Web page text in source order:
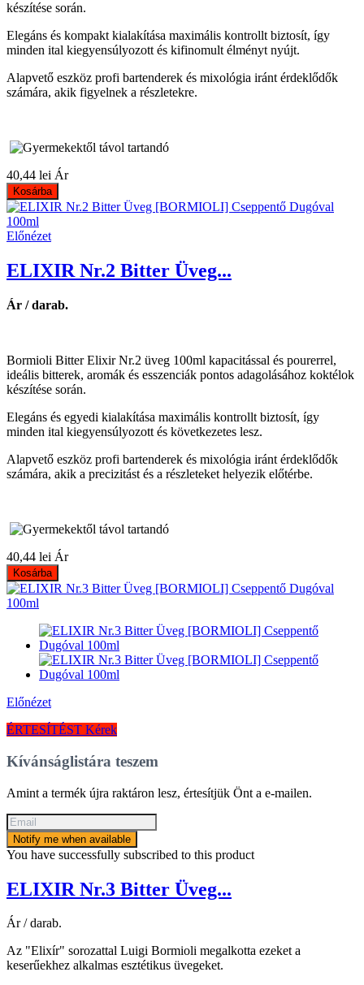
készítése során.
Elegáns és kompakt kialakítása maximális kontrollt biztosít, így
minden ital kiegyensúlyozott és kifinomult élményt nyújt.
Alapvető eszköz profi bartenderek és mixológia iránt érdeklődők
számára, akik figyelnek a részletekre.
40,44 lei Ár
Kosárba
Előnézet
ELIXIR Nr.2 Bitter Üveg...
Ár / darab.
Bormioli Bitter Elixir Nr.2 üveg 100ml kapacitással és pourerrel,
ideális bitterek, aromák és esszenciák pontos adagolásához koktélok
készítése során.
Elegáns és egyedi kialakítása maximális kontrollt biztosít, így
minden ital kiegyensúlyozott és következetes lesz.
Alapvető eszköz profi bartenderek és mixológia iránt érdeklődők
számára, akik a precizitást és a részleteket helyezik előtérbe.
40,44 lei Ár
Kosárba
Előnézet
ÉRTESÍTÉST Kérek
Kívánságlistára teszem
Amint a termék újra raktáron lesz, értesítjük Önt a e-mailen.
Notify me when available
You have successfully subscribed to this product
ELIXIR Nr.3 Bitter Üveg...
Ár / darab.
Az "Elixír" sorozattal Luigi Bormioli megalkotta ezeket a
keserűekhez alkalmas esztétikus üvegeket.